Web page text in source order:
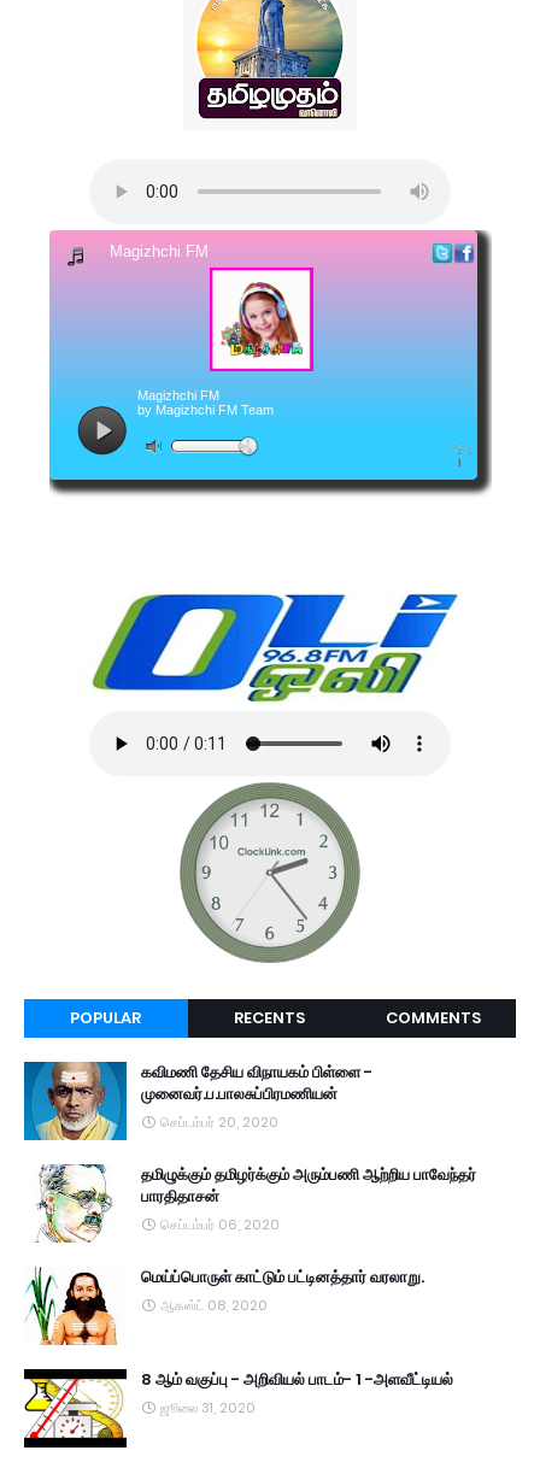
POPULAR RECENTS COMMENTS
கவிமணி தேசிய விநாயகம் பிள்ளை -
முனைவர்.ப.பாலசுப்பிரமணியன்
செப்டம்பர் 20, 2020
தமிழுக்கும் தமிழர்க்கும் அரும்பணி ஆற்றிய பாவேந்தர்
பாரதிதாசன்
செப்டம்பர் 06, 2020
மெய்ப்பொருள் காட்டும் பட்டினத்தார் வரலாறு.
ஆகஸ்ட் 08, 2020
8 ஆம் வகுப்பு - அறிவியல் பாடம்- 1 -அளவீட்டியல்
ஜூலை 31, 2020